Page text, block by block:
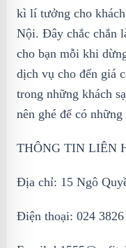
kì lí tưởng cho
Nội. Đây chắc chắn
cho bạn mỗi khi
dịch vụ cho đến giá
trong những khách
nên ghé để có
THÔNG TIN LIÊN
Địa chỉ: 15 Ngô
Điện thoại: 024 3826